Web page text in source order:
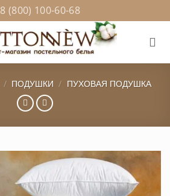
8 (800) 100-60-68
/ ПОДУШКИ / ПУХОВАЯ ПОДУШКА